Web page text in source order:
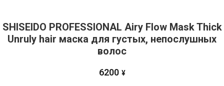
SHISEIDO PROFESSIONAL Airy Flow Mask Thick
Unruly hair маска для густых, непослушных
волос
6200 ¥